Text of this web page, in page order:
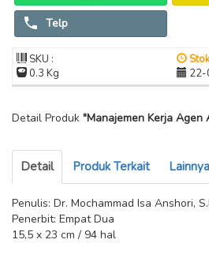
Telp
SKU :
0.3 Kg
Detail Produk "Manajemen Kerja Agen
Detail Produk Terkait Lainnya
Penulis: Dr. Mochammad Isa Anshori,
Penerbit: Empat Dua
15,5 x 23 cm / 94 hal